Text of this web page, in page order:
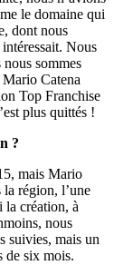
le domaine qui
dont nous
Nous
sommes
Mario Catena
Top Franchise
plus quittés !
?
mais Mario
la région, l’une
la création, à
nous
suivies, mais un
de six mois.